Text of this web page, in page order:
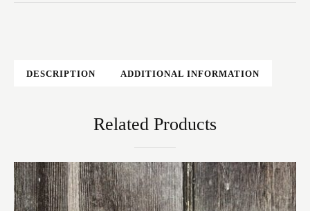
DESCRIPTION ADDITIONAL INFORMATION
Related Products